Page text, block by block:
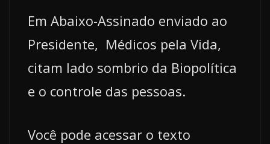
Em Abaixo-Assinado enviado ao
Presidente, Médicos pela Vida,
citam lado sombrio da Biopolítica
e o controle das pessoas.
Você pode acessar o texto